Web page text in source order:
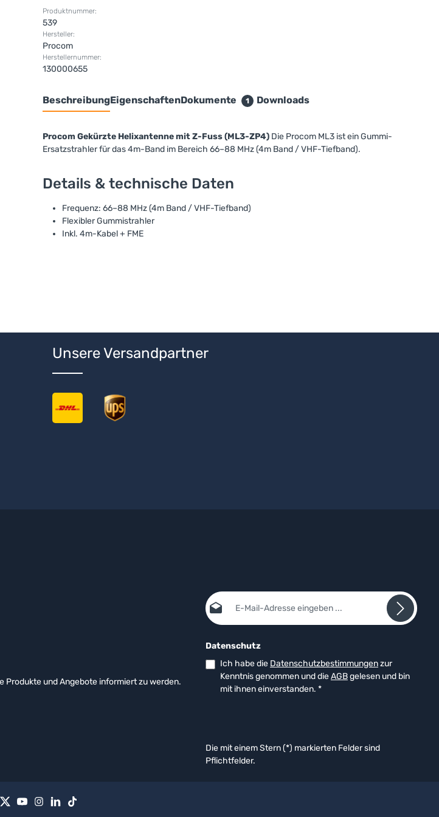
Produktnummer:
539
Hersteller:
Procom
Herstellernummer:
130000655
BeschreibungEigenschaftenDokumente 1 Downloads
Procom Gekürzte Helixantenne mit Z-Fuss (ML3-ZP4) Die Procom ML3 ist ein Gummi-
Ersatzstrahler für das 4m-Band im Bereich 66–88 MHz (4m Band / VHF-Tiefband).
Details & technische Daten
Frequenz: 66–88 MHz (4m Band / VHF-Tiefband)
Flexibler Gummistrahler
Inkl. 4m-Kabel + FME
Unsere Versandpartner
Produkte und Angebote informiert zu werden.
E-Mail-Adresse*
Datenschutz
Ich habe die Datenschutzbestimmungenzur
Kenntnis genommen und dieAGBgelesen und bin
mit ihnen einverstanden. *
Die mit einem Stern (*) markierten Felder sind
Pflichtfelder.